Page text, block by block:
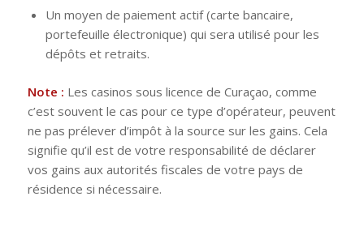
Un moyen de paiement actif (carte bancaire,
portefeuille électronique) qui sera utilisé pour les
dépôts et retraits.
Note : Les casinos sous licence de Curaçao, comme
c’est souvent le cas pour ce type d’opérateur, peuvent
ne pas prélever d’impôt à la source sur les gains. Cela
signifie qu’il est de votre responsabilité de déclarer
vos gains aux autorités fiscales de votre pays de
résidence si nécessaire.